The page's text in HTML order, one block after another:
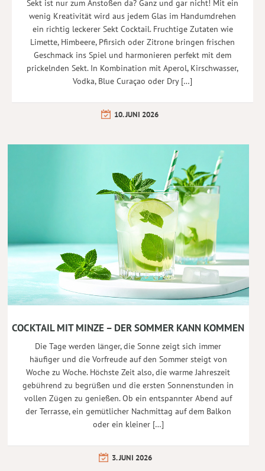
Sekt ist nur zum Anstoßen da? Ganz und gar nicht! Mit ein
wenig Kreativität wird aus jedem Glas im Handumdrehen
ein richtig leckerer Sekt Cocktail. Fruchtige Zutaten wie
Limette, Himbeere, Pfirsich oder Zitrone bringen frischen
Geschmack ins Spiel und harmonieren perfekt mit dem
prickelnden Sekt. In Kombination mit Aperol, Kirschwasser,
Vodka, Blue Curaçao oder Dry […]
10. JUNI 2026
COCKTAIL MIT MINZE – DER SOMMER KANN KOMMEN
Die Tage werden länger, die Sonne zeigt sich immer
häufiger und die Vorfreude auf den Sommer steigt von
Woche zu Woche. Höchste Zeit also, die warme Jahreszeit
gebührend zu begrüßen und die ersten Sonnenstunden in
vollen Zügen zu genießen. Ob ein entspannter Abend auf
der Terrasse, ein gemütlicher Nachmittag auf dem Balkon
oder ein kleiner […]
3. JUNI 2026